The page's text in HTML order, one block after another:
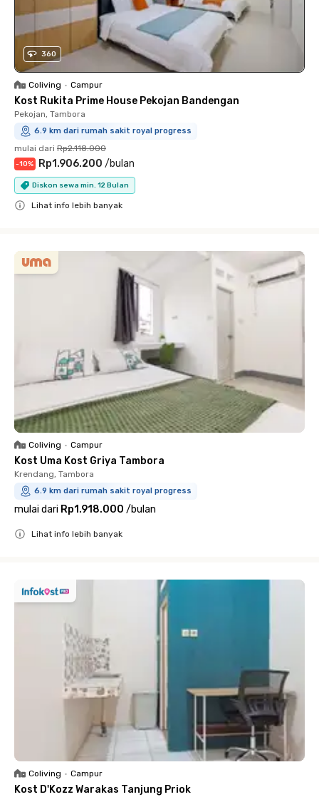
360
Coliving • Campur
Kost Rukita Prime House Pekojan Bandengan
Pekojan, Tambora
6.9 km dari rumah sakit royal progress
mulai dari Rp2.118.000
-10% Rp1.906.200 /bulan
Diskon sewa min. 12 Bulan
Lihat info lebih banyak
Coliving • Campur
Kost Uma Kost Griya Tambora
Krendang, Tambora
6.9 km dari rumah sakit royal progress
mulai dari Rp1.918.000 /bulan
Lihat info lebih banyak
Coliving • Campur
Kost D'Kozz Warakas Tanjung Priok